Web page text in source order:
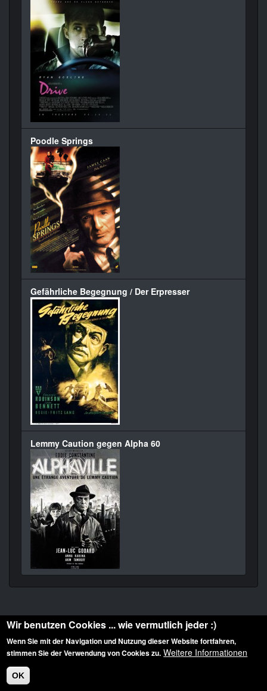
Poodle Springs
Gefährliche Begegnung / Der Erpresser
Lemmy Caution gegen Alpha 60
Diese Website ist urheberrechtlich geschützt: © 2010-2026 der Film Noir de. Alle
Rechte vorbehalten.
Wir benutzen Cookies ... wie vermutlich jeder :)
Wenn Sie mit der Navigation und Nutzung dieser Website fortfahren,
stimmen Sie der Verwendung von Cookies zu. Weitere Informationen
OK